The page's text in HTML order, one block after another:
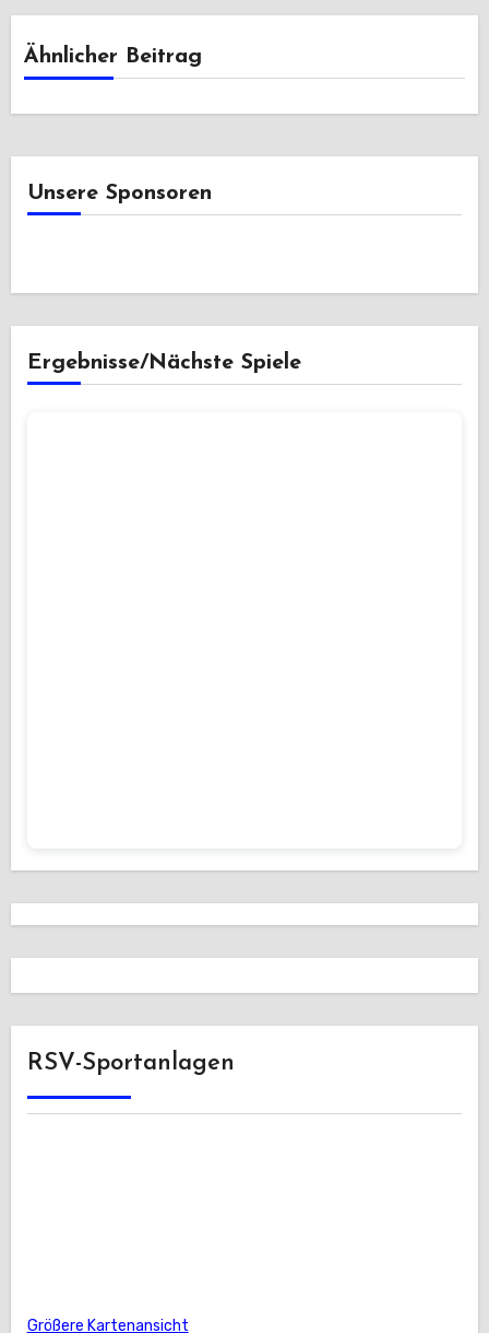
Ähnlicher Beitrag
Unsere Sponsoren
Ergebnisse/Nächste Spiele
RSV-Sportanlagen
Größere Kartenansicht